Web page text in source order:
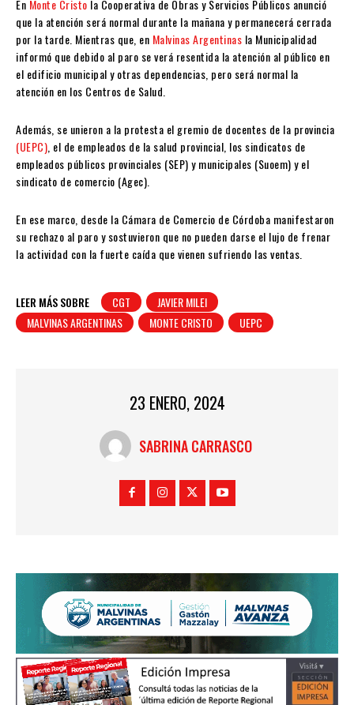
En Monte Cristo la Cooperativa de Obras y Servicios Públicos anunció
que la atención será normal durante la mañana y permanecerá cerrada
por la tarde. Mientras que, en Malvinas Argentinas la Municipalidad
informó que debido al paro se verá resentida la atención al público en
el edificio municipal y otras dependencias, pero será normal la
atención en los Centros de Salud.
Además, se unieron a la protesta el gremio de docentes de la provincia
(UEPC) , el de empleados de la salud provincial, los sindicatos de
empleados públicos provinciales (SEP) y municipales (Suoem) y el
sindicato de comercio (Agec).
En ese marco, desde la Cámara de Comercio de Córdoba manifestaron
su rechazo al paro y sostuvieron que no pueden darse el lujo de frenar
la actividad con la fuerte caída que vienen sufriendo las ventas.
LEER MÁS SOBRE CGT
JAVIER MILEI
MALVINAS ARGENTINAS
MONTE CRISTO UEPC
23 ENERO, 2024
SABRINA CARRASCO